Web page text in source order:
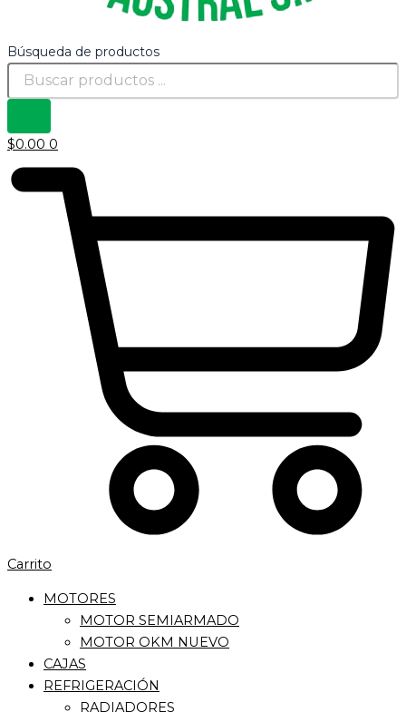
Búsqueda de productos
$0.00 0
Carrito
MOTORES
MOTOR SEMIARMADO
MOTOR OKM NUEVO
CAJAS
REFRIGERACIÓN
RADIADORES